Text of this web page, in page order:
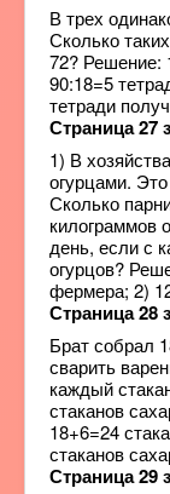
В трех
Сколько
72? Решение:
90:18=5
тетради
Страница 27
1) В
огурцами.
Сколько
килограммов
день, если с
огурцов?
фермера; 2)
Страница 28
Брат собрал
сварить
каждый
стаканов
18+6=24
стаканов
Страница 29